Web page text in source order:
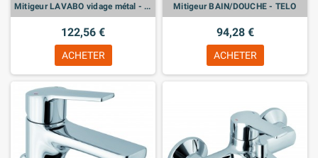
Mitigeur LAVABO vidage métal - THUK
122,56 €
ACHETER
Mitigeur BAIN/DOUCHE - TELO
94,28 €
ACHETER